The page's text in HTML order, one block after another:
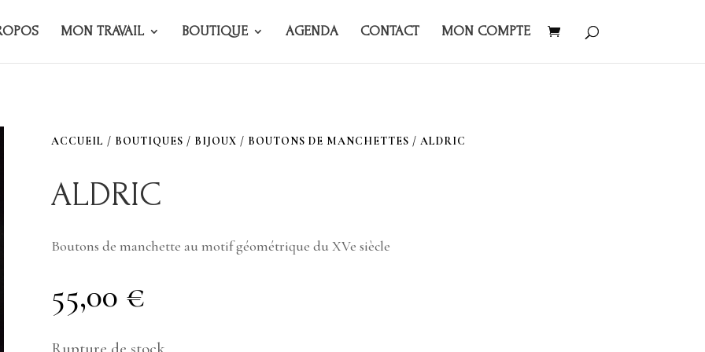
MON TRAVAIL BOUTIQUE AGENDA CONTACT MON COMPTE
ACCUEIL / BOUTIQUES / BIJOUX / BOUTONS DE MANCHETTES / ALDRIC
ALDRIC
Boutons de manchette au motif géométrique du XVe siècle
55,00 €